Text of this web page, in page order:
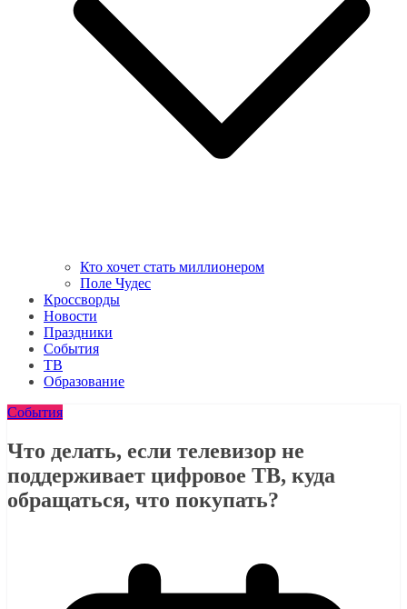
Кто хочет стать миллионером
Поле Чудес
Кроссворды
Новости
Праздники
События
ТВ
Образование
События
Что делать, если телевизор не
поддерживает цифровое ТВ, куда
обращаться, что покупать?